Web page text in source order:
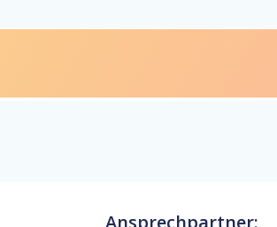
Ansprechpartner: